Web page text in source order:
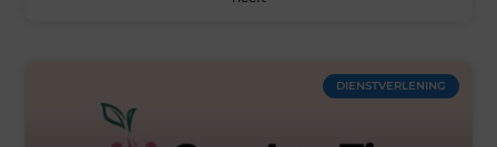
DIENSTVERLENING